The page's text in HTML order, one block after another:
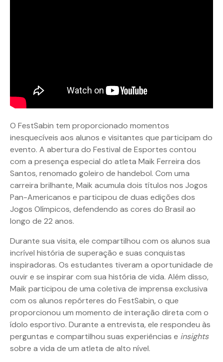
O FestSabin tem proporcionado momentos
inesquecíveis aos alunos e visitantes que participam do
evento. A abertura do Festival de Esportes contou
com a presença especial do atleta Maik Ferreira dos
Santos, renomado goleiro de handebol. Com uma
carreira brilhante, Maik acumula dois títulos nos Jogos
Pan-Americanos e participou de duas edições dos
Jogos Olímpicos, defendendo as cores do Brasil ao
longo de 22 anos.
Durante sua visita, ele compartilhou com os alunos sua
incrível história de superação e suas conquistas
inspiradoras. Os estudantes tiveram a oportunidade de
ouvir e se inspirar com sua história de vida. Além disso,
Maik participou de uma coletiva de imprensa exclusiva
com os alunos repórteres do FestSabin, o que
proporcionou um momento de interação direta com o
ídolo esportivo. Durante a entrevista, ele respondeu às
perguntas e compartilhou suas experiências e insights
sobre a vida de um atleta de alto nível.